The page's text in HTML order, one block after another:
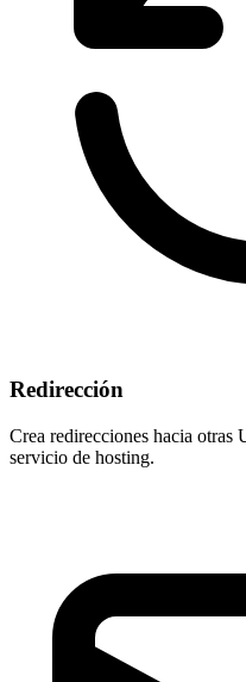
Redirección
Crea redirecciones hacia otras
servicio de hosting.